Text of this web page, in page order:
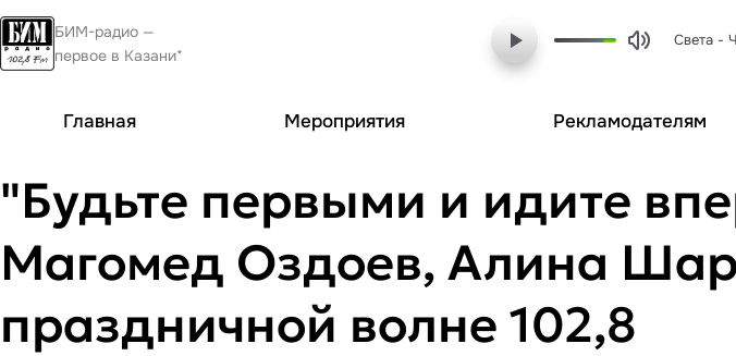
БИМ-радио —
первое в Казани*
Главная Мероприятия Рекламодателям
"Будьте первыми и идите
Магомед Оздоев, Алина
праздничной волне 102,8